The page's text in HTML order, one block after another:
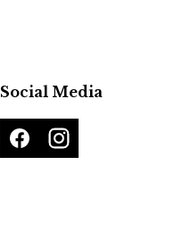
Social Media